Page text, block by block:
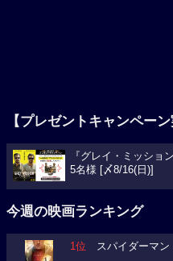
【プレゼントキャンペーン
『グレイ・ミッショ
5名様 [〆8/16(日)]
今週の映画ランキング
1位 スパイダーマン